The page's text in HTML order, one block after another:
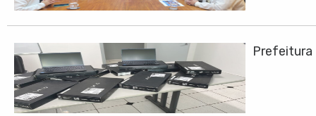
Prefeitura